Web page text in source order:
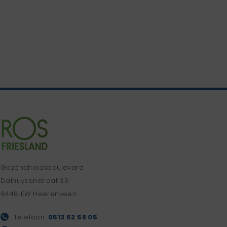
Gezondheidsboulevard
Dalhuysenstraat 35
8448 EW Heerenveen
Telefoon: 0513 62 68 05